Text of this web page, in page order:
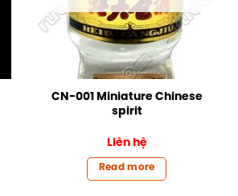
CN-001 Miniature Chinese
spirit
Liên hệ
Read more